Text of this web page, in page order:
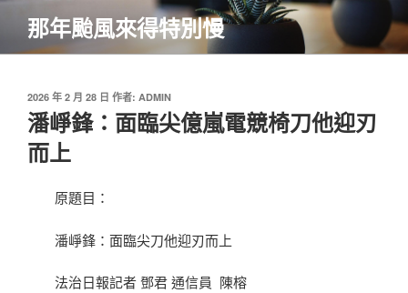
主
那年颱風來得特別慢
發
佈
於
2026 年 2 月 28 日 作者: ADMIN
潘崢鋒：面臨尖億嵐電競椅刀他迎刃
而上
原題目：
潘崢鋒：面臨尖刀他迎刃而上
法治日報記者 鄧君 通信員 陳榕